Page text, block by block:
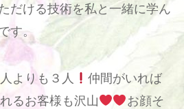
だける技術を私と一緒に学ん
す。
よりも３人
仲間がいれば
るお客様も沢山
お顔そ